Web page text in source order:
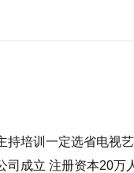
培训一定选省电视艺
司成立 注册资本20万